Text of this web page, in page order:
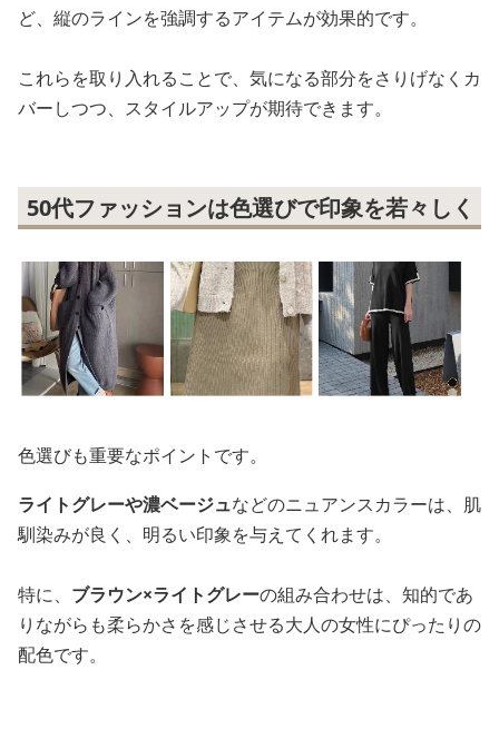
ど、縦のラインを強調するアイテムが効果的です。
これらを取り入れることで、気になる部分をさりげなくカ
バーしつつ、スタイルアップが期待できます。
50代ファッションは色選びで印象を若々しく
色選びも重要なポイントです。
ライトグレーや濃ベージュなどのニュアンスカラーは、肌
馴染みが良く、明るい印象を与えてくれます。
特に、 ブラウン×ライトグレーの組み合わせは、知的であ
りながらも柔らかさを感じさせる大人の女性にぴったりの
配色です。